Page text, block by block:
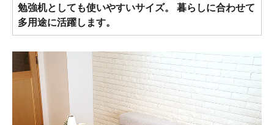
勉強机としても使いやすいサイズ。 暮らしに合わせて
多用途に活躍します。